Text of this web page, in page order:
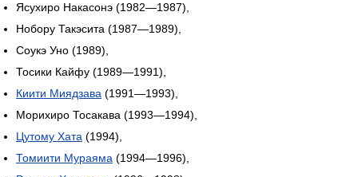
Ясухиро Накасонэ (1982—1987),
Нобору Такэсита (1987—1989),
Соукэ Уно (1989),
Тосики Кайфу (1989—1991),
Киити Миядзава (1991—1993),
Морихиро Тосакава (1993—1994),
Цутому Хата (1994),
Томиити Мураяма (1994—1996),